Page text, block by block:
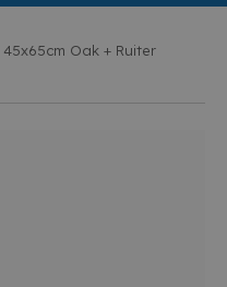
Oak + Ruiter